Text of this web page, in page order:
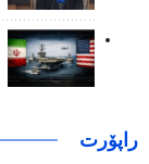
راپۆرت